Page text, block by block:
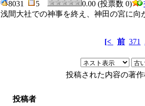
8031
5 0.00 (投票数 0)
浅間大社での神事を終え、神田の宮に向
[< 前 371
投稿された内容の著
投稿者